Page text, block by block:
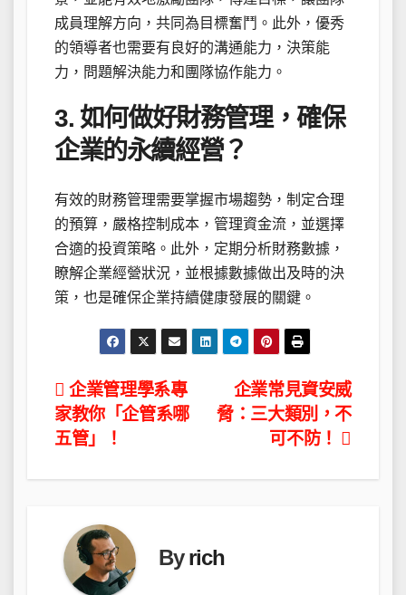
成員理解方向，共同為目標奮鬥。此外，優秀
的領導者也需要有良好的溝通能力，決策能
力，問題解決能力和團隊協作能力。
3. 如何做好財務管理，確保
企業的永續經營？
有效的財務管理需要掌握市場趨勢，制定合理
的預算，嚴格控制成本，管理資金流，並選擇
合適的投資策略。此外，定期分析財務數據，
瞭解企業經營狀況，並根據數據做出及時的決
策，也是確保企業持續健康發展的關鍵。
文
章
導
企業常見資安威
脅：三大類別，不
可不防！
企業管理學系專
家教你「企管系哪
五管」！
Byrich